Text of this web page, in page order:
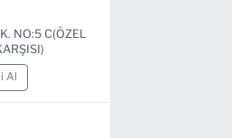
NO:5 C(ÖZEL
Al